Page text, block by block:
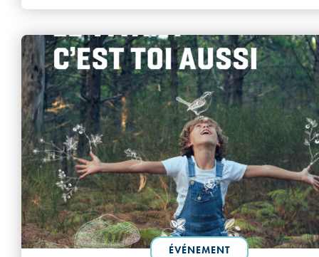
ÉVÉNEMENT